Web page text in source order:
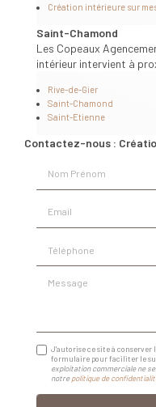
Création intérieure sur
Saint-Chamond
Les Copeaux
intérieur intervient à
Rive-de-Gier
Saint-Chamond
Saint-Etienne
Contactez-nous :
Message
J'autorise ce site à conserver
formulaire pour faciliter le
exploitation commerciale ne
notrepolitique de